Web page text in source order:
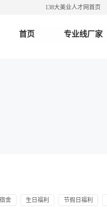
138大美业人才网首页
首页 专业线厂家
舍 生日福利 节假日福利